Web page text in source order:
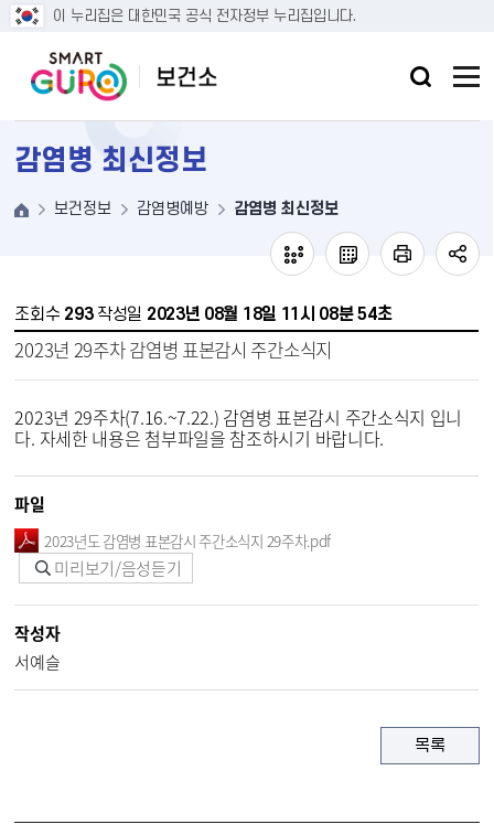
이 누리집은 대한민국 공식 전자정부 누리집입니다.
본문 바로가기
감염병 최신정보
보건정보 감염병예방 감염병 최신정보
조회수 293 작성일 2023년 08월 18일 11시 08분 54초
2023년 29주차 감염병 표본감시 주간소식지
2023년 29주차(7.16.~7.22.) 감염병 표본감시 주간소식지 입니
다. 자세한 내용은 첨부파일을 참조하시기 바랍니다.
파일
2023년도 감염병 표본감시 주간소식지 29주차.pdf
미리보기/음성듣기
작성자
서예슬
목록